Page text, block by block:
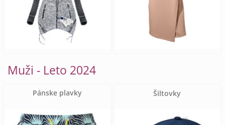
Muži - Leto 2024
Pánske plavky Šiltovky